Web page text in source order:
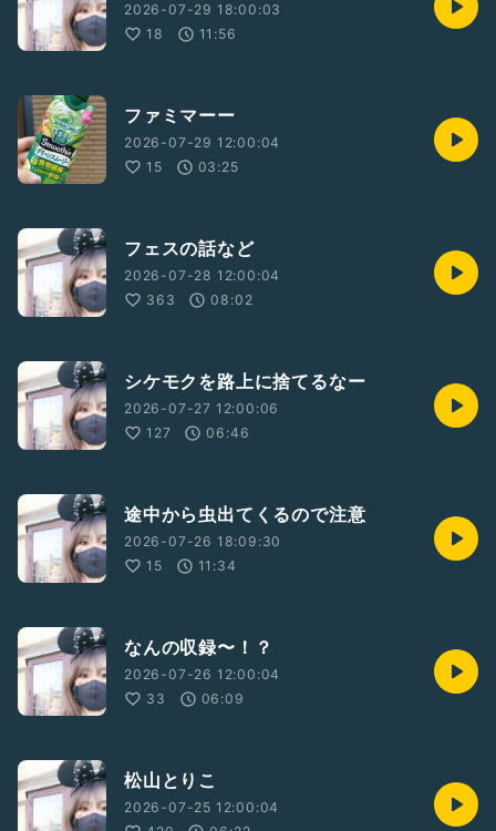
2026-07-29 18:00:03
18
11:56
ファミマーー
2026-07-29 12:00:04
15
03:25
フェスの話など
2026-07-28 12:00:04
363
08:02
シケモクを路上に捨てるなー
2026-07-27 12:00:06
127
06:46
途中から虫出てくるので注意
2026-07-26 18:09:30
15
11:34
なんの収録〜！？
2026-07-26 12:00:04
33
06:09
松山とりこ
2026-07-25 12:00:04